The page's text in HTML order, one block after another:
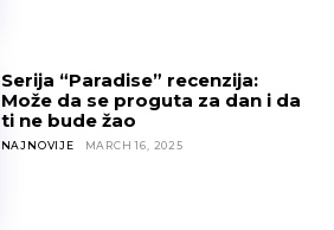
Serija “Paradise” recenzija:
Može da se proguta za dan i da
ti ne bude žao
NAJNOVIJE MARCH 16, 2025